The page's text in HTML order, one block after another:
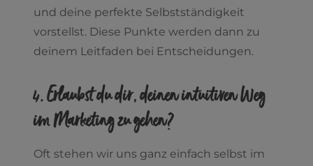
und deine perfekte Selbstständigkeit
vorstellst. Diese Punkte werden dann zu
deinem Leitfaden bei Entscheidungen.
4. Erlaubst du dir, deinen intuitiven Weg
im Marketing zu gehen?
Oft stehen wir uns ganz einfach selbst im